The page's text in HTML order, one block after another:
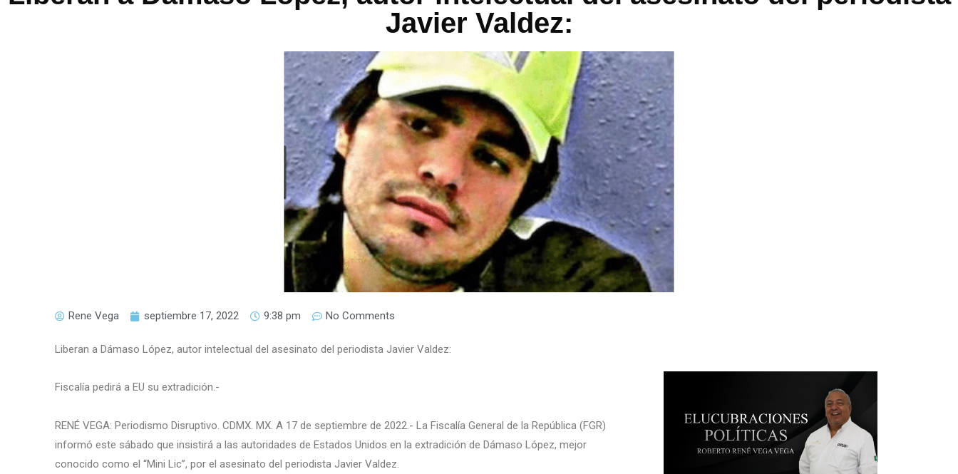
Javier Valdez:
Rene Vega septiembre 17, 2022 9:38 pm No Comments
Liberan a Dámaso López, autor intelectual del asesinato del periodista Javier Valdez:
Fiscalía pedirá a EU su extradición.-
RENÉ VEGA: Periodismo Disruptivo. CDMX. MX. A 17 de septiembre de 2022.- La Fiscalía General de la República (FGR)
informó este sábado que insistirá a las autoridades de Estados Unidos en la extradición de Dámaso López, mejor
conocido como el “Mini Lic”, por el asesinato del periodista Javier Valdez.